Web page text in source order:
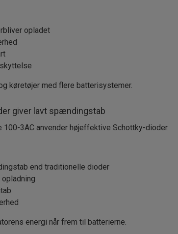
opladet
køretøjer med flere batterisystemer.
giver lavt spændingstab
100-3AC anvender højeffektive Schottky-dioder.
end traditionelle dioder
energi når frem til batterierne.